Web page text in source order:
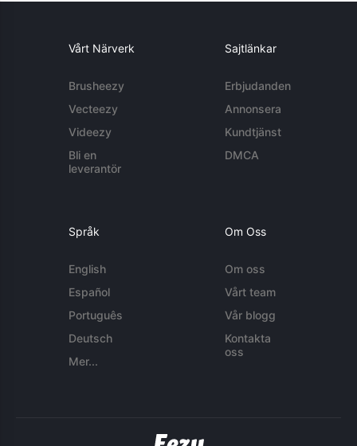
Vårt Närverk
Brusheezy
Vecteezy
Videezy
Bli en
leverantör
Sajtlänkar
Erbjudanden
Annonsera
Kundtjänst
DMCA
Språk
English
Español
Português
Deutsch
Mer...
Om Oss
Om oss
Vårt team
Vår blogg
Kontakta
oss